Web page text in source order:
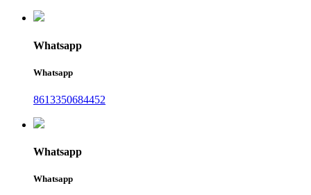
Whatsapp
Whatsapp
8613350684452
Whatsapp
Whatsapp